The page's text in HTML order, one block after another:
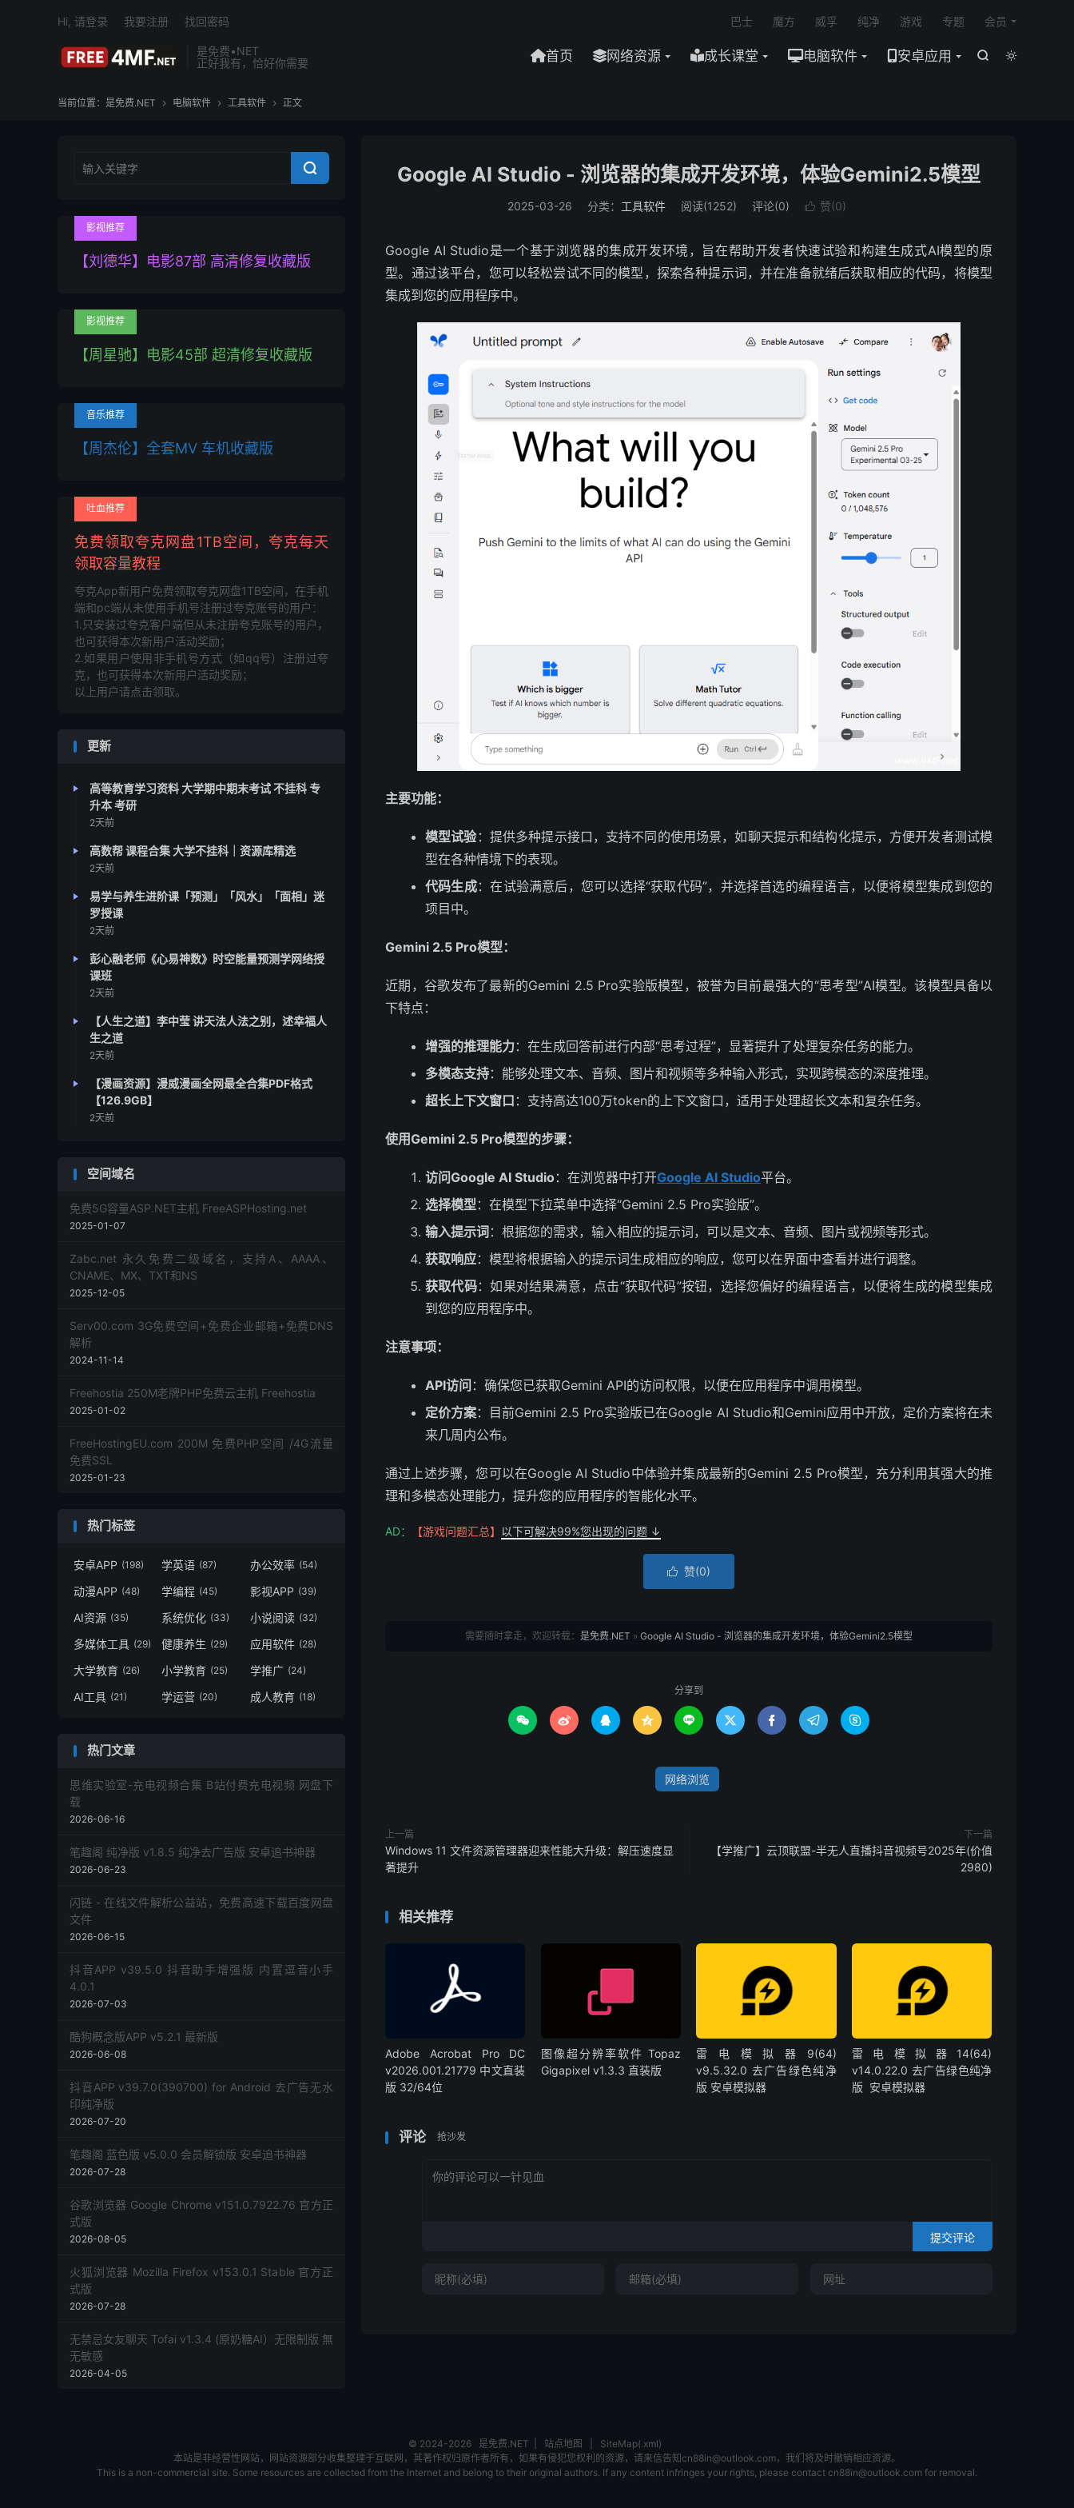
是免费•NET
正好我有，恰好你需要


首页 网络资源 成长课堂 电脑软件 安卓应用
巴士 魔方 威孚 纯净 游戏 专题 会员
Hi, 请登录 我要注册 找回密码
当前位置： 是免费.NET  电脑软件  工具软件  正文
​Google AI Studio - 浏览器的集成开发环境，体验Gemini2.5模型
2025-03-26 分类： 工具软件 阅读(1252) 评论(0)  赞(0)
​Google AI Studio是一个基于浏览器的集成开发环境，旨在帮助开发者快速试验和构建生成式AI模型的原
型。​通过该平台，您可以轻松尝试不同的模型，探索各种提示词，并在准备就绪后获取相应的代码，将模型
集成到您的应用程序中。
主要功能：
模型试验：​提供多种提示接口，支持不同的使用场景，如聊天提示和结构化提示，方便开发者测试模
型在各种情境下的表现。 ​
代码生成：​在试验满意后，您可以选择“获取代码”，并选择首选的编程语言，以便将模型集成到您的
项目中。
Gemini 2.5 Pro模型：
近期，谷歌发布了最新的Gemini 2.5 Pro实验版模型，被誉为目前最强大的“思考型”AI模型。​该模型具备以
下特点：​
增强的推理能力：​在生成回答前进行内部“思考过程”，显著提升了处理复杂任务的能力。
多模态支持：​能够处理文本、音频、图片和视频等多种输入形式，实现跨模态的深度推理。
超长上下文窗口 ：​支持高达100万token的上下文窗口，适用于处理超长文本和复杂任务。 ​
使用Gemini 2.5 Pro模型的步骤：
访问Google AI Studio：​在浏览器中打开Google AI Studio平台。​
选择模型 ：​在模型下拉菜单中选择“Gemini 2.5 Pro实验版”。​
输入提示词：​根据您的需求，输入相应的提示词，可以是文本、音频、图片或视频等形式。​
获取响应：​模型将根据输入的提示词生成相应的响应，您可以在界面中查看并进行调整。​
获取代码：​如果对结果满意，点击“获取代码”按钮，选择您偏好的编程语言，以便将生成的模型集成
到您的应用程序中。 ​
注意事项：
API访问 ：​确保您已获取Gemini API的访问权限，以便在应用程序中调用模型。 ​
定价方案：​目前Gemini 2.5 Pro实验版已在Google AI Studio和Gemini应用中开放，定价方案将在未
来几周内公布。 ​
通过上述步骤，您可以在Google AI Studio中体验并集成最新的Gemini 2.5 Pro模型，充分利用其强大的推
理和多模态处理能力，提升您的应用程序的智能化水平。
AD： 【游戏问题汇总】 以下可解决99%您出现的问题 ↓
 赞(0)
需要随时拿走，欢迎转载： 是免费.NET » ​Google AI Studio - 浏览器的集成开发环境，体验Gemini2.5模型
分享到
        
网络浏览
上一篇
Windows 11 文件资源管理器迎来性能大升级：解压速度显
著提升
下一篇
【学推广】云顶联盟-半无人直播抖音视频号2025年(价值
2980)
相关推荐
Adobe Acrobat Pro DC
v2026.001.21779 中文直装
版 32/64位
图像超分辨率软件 Topaz
Gigapixel v1.3.3 直装版
雷电模拟器9(64)
v9.5.32.0 去广告绿色纯净
版 安卓模拟器
雷电模拟器14(64)
v14.0.22.0 去广告绿色纯净
版 安卓模拟器
评论 抢沙发
提交评论

影视推荐
【刘德华】电影87部 高清修复收藏版
影视推荐
【周星驰】电影45部 超清修复收藏版
音乐推荐
【周杰伦】全套MV 车机收藏版
吐血推荐
免费领取夸克网盘1TB空间，夸克每天
领取容量教程
夸克App新用户免费领取夸克网盘1TB空间，在手机
端和pc端从未使用手机号注册过夸克账号的用户：
1.只安装过夸克客户端但从未注册夸克账号的用户，
也可获得本次新用户活动奖励；
2.如果用户使用非手机号方式（如qq号）注册过夸
克，也可获得本次新用户活动奖励；
以上用户请点击领取。
更新
高等教育学习资料 大学期中期末考试 不挂科 专
升本 考研
2天前
高数帮 课程合集 大学不挂科｜资源库精选
2天前
易学与养生进阶课「预测」「风水」「面相」迷
罗授课
2天前
彭心融老师《心易神数》时空能量预测学网络授
课班
2天前
【人生之道】李中莹 讲天法人法之别，述幸福人
生之道
2天前
【漫画资源】漫威漫画全网最全合集PDF格式
【126.9GB】
2天前
空间域名
免费5G容量ASP.NET主机 FreeASPHosting.net
2025-01-07
Zabc.net 永久免费二级域名，支持A、AAAA、
CNAME、MX、TXT和NS
2025-12-05
Serv00.com 3G免费空间+免费企业邮箱+免费DNS
解析
2024-11-14
Freehostia 250M老牌PHP免费云主机 Freehostia
2025-01-02
FreeHostingEU.com 200M 免费PHP空间 /4G流量
免费SSL
2025-01-23
热门标签
安卓APP (198) 学英语 (87) 办公效率 (54)
动漫APP (48) 学编程 (45) 影视APP (39)
AI资源 (35) 系统优化 (33) 小说阅读 (32)
多媒体工具 (29) 健康养生 (29) 应用软件 (28)
大学教育 (26) 小学教育 (25) 学推广 (24)
AI工具 (21) 学运营 (20) 成人教育 (18)
热门文章
思维实验室-充电视频合集 B站付费充电视频 网盘下
载
2026-06-16
笔趣阁 纯净版 v1.8.5 纯净去广告版 安卓追书神器
2026-06-23
闪链 - 在线文件解析公益站，免费高速下载百度网盘
文件
2026-06-15
抖音APP v39.5.0 抖音助手增强版 内置逗音小手
4.0.1
2026-07-03
酷狗概念版APP v5.2.1 最新版
2026-06-08
抖音APP v39.7.0(390700) for Android 去广告无水
印纯净版
2026-07-20
笔趣阁 蓝色版 v5.0.0 会员解锁版 安卓追书神器
2026-07-28
谷歌浏览器 Google Chrome v151.0.7922.76 官方正
式版
2026-08-05
火狐浏览器 Mozilla Firefox v153.0.1 Stable 官方正
式版
2026-07-28
无禁忌女友聊天 Tofai v1.3.4 (原奶糖AI）无限制版 無
无敏感
2026-04-05
© 2024-2026 是免费.NET 站点地图
SiteMap(.xml)
本站是非经营性网站，网站资源部分收集整理于互联网，其著作权归原作者所有，如果有侵犯您权利的资源，请来信告知cn88in@outlook.com，我们将及时撤销相应资源。
This is a non-commercial site. Some resources are collected from the Internet and belong to their original authors. If any content infringes your rights, please contact cn88in@outlook.com for removal.